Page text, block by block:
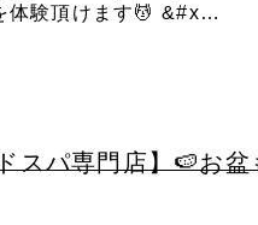
体験頂けます💆 &#x…
スパ専門店】🍉お